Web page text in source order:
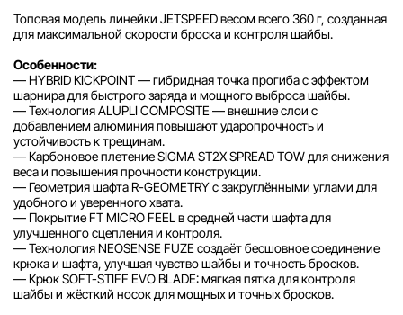
Топовая модель линейки JETSPEED весом всего 360 г, созданная
для максимальной скорости броска и контроля шайбы.
Особенности:
— HYBRID KICKPOINT — гибридная точка прогиба с эффектом
шарнира для быстрого заряда и мощного выброса шайбы.
— Технология ALUPLI COMPOSITE — внешние слои с
добавлением алюминия повышают ударопрочность и
устойчивость к трещинам.
— Карбоновое плетение SIGMA ST2X SPREAD TOW для снижения
веса и повышения прочности конструкции.
— Геометрия шафта R-GEOMETRY с закруглёнными углами для
удобного и уверенного хвата.
— Покрытие FT MICRO FEEL в средней части шафта для
улучшенного сцепления и контроля.
— Технология NEOSENSE FUZE создаёт бесшовное соединение
крюка и шафта, улучшая чувство шайбы и точность бросков.
— Крюк SOFT-STIFF EVO BLADE: мягкая пятка для контроля
шайбы и жёсткий носок для мощных и точных бросков.